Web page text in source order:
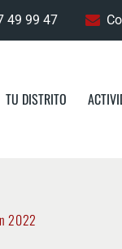
49 99 47
TU DISTRITO
2022